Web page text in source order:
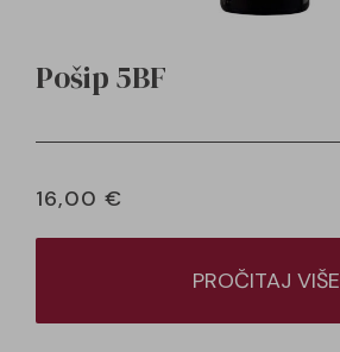
Pošip 5BF
16,00 €
PROČITAJ VIŠE